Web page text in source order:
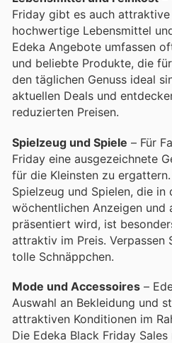
Friday gibt es auch
hochwertige Lebensmittel
Edeka Angebote umfassen
und beliebte Produkte, die
den täglichen Genuss ideal
aktuellen Deals und
reduzierten Preisen.
Spielzeug und Spiele – Für
Friday eine ausgezeichnete
für die Kleinsten zu
Spielzeug und Spielen, die in
wöchentlichen Anzeigen und
präsentiert wird, ist
attraktiv im Preis. Verpassen
tolle Schnäppchen.
Mode und Accessoires –
Auswahl an Bekleidung und
attraktiven Konditionen im
Die Edeka Black Friday